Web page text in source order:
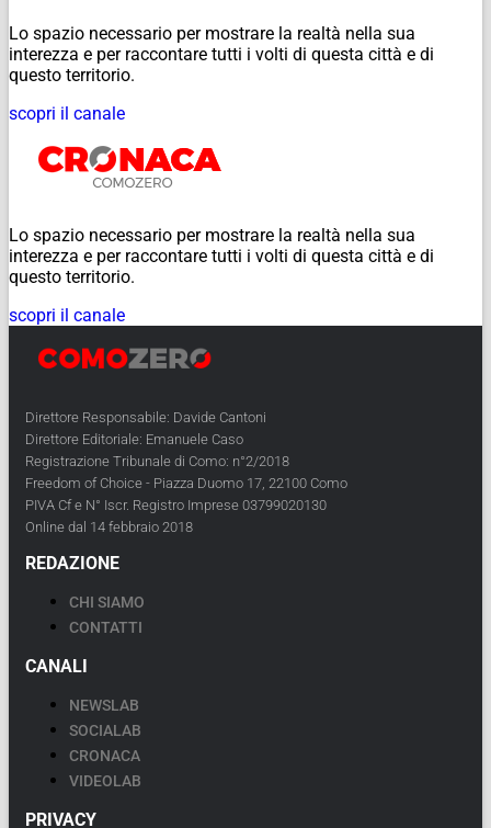
Lo spazio necessario per mostrare la realtà nella sua
interezza e per raccontare tutti i volti di questa città e di
questo territorio.
scopri il canale
Lo spazio necessario per mostrare la realtà nella sua
interezza e per raccontare tutti i volti di questa città e di
questo territorio.
scopri il canale
Direttore Responsabile: Davide Cantoni
Direttore Editoriale: Emanuele Caso
Registrazione Tribunale di Como: n°2/2018
Freedom of Choice - Piazza Duomo 17, 22100 Como
PIVA Cf e N° Iscr. Registro Imprese 03799020130
Online dal 14 febbraio 2018
REDAZIONE
CHI SIAMO
CONTATTI
CANALI
NEWSLAB
SOCIALAB
CRONACA
VIDEOLAB
PRIVACY